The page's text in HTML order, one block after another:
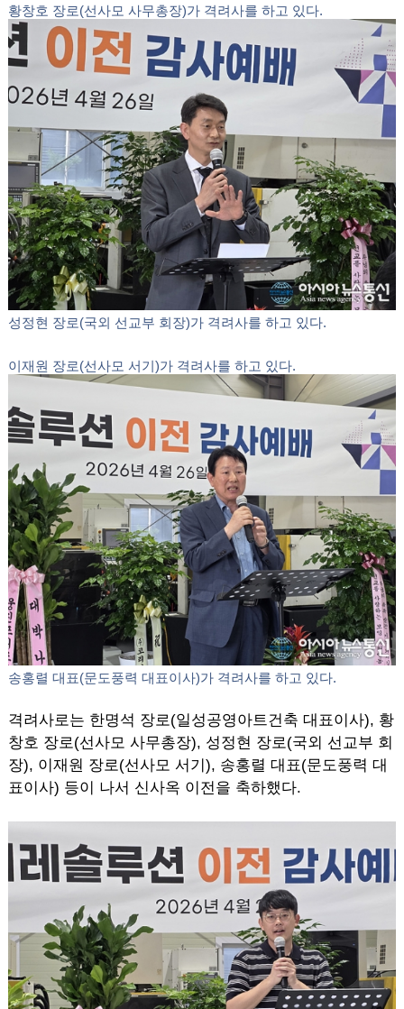
한명석 장로(일성공영아트건축 대표이사)가 격려사를 하고 있다.
황창호 장로(선사모 사무총장)가 격려사를 하고 있다.
성정현 장로(국외 선교부 회장)가 격려사를 하고 있다.